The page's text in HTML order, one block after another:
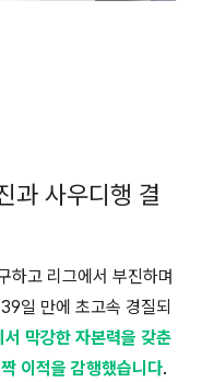
과 사우디행 결
하고 리그에서 부진하며
일 만에 초고속 경질되
서 막강한 자본력을 갖춘
이적을 감행했습니다.